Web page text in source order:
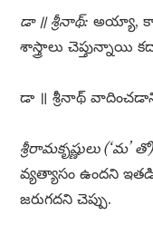
డా ॥ శ్రీనాథ్: అయ్యా,
శాస్త్రాలు చెప్తున్నాయి
డా ॥ శ్రీనాథ్
శ్రీరామకృష్ణులు (‘మ’
వ్యత్యాసం ఉందని
జరుగదని చెప్పు.